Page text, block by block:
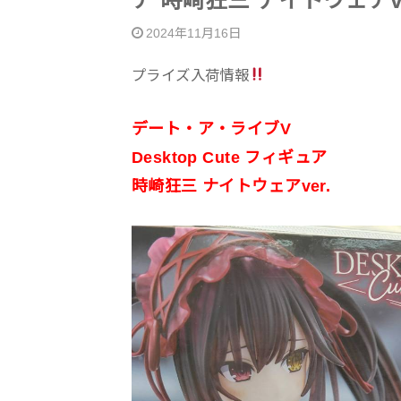
2024年11月16日
プライズ入荷情報
デート・ア・ライブV
Desktop Cute フィギュア
時崎狂三 ナイトウェアver.